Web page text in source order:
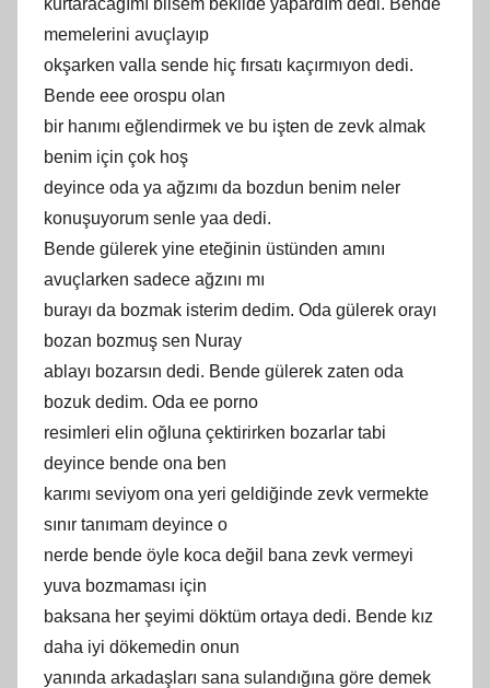
memelerini avuçlayıp
okşarken valla sende hiç fırsatı kaçırmıyon dedi.
Bende eee orospu olan
bir hanımı eğlendirmek ve bu işten de zevk almak
benim için çok hoş
deyince oda ya ağzımı da bozdun benim neler
konuşuyorum senle yaa dedi.
Bende gülerek yine eteğinin üstünden amını
avuçlarken sadece ağzını mı
burayı da bozmak isterim dedim. Oda gülerek orayı
bozan bozmuş sen Nuray
ablayı bozarsın dedi. Bende gülerek zaten oda
bozuk dedim. Oda ee porno
resimleri elin oğluna çektirirken bozarlar tabi
deyince bende ona ben
karımı seviyom ona yeri geldiğinde zevk vermekte
sınır tanımam deyince o
nerde bende öyle koca değil bana zevk vermeyi
yuva bozmaması için
baksana her şeyimi döktüm ortaya dedi. Bende kız
daha iyi dökemedin onun
yanında arkadaşları sana sulandığına göre demek